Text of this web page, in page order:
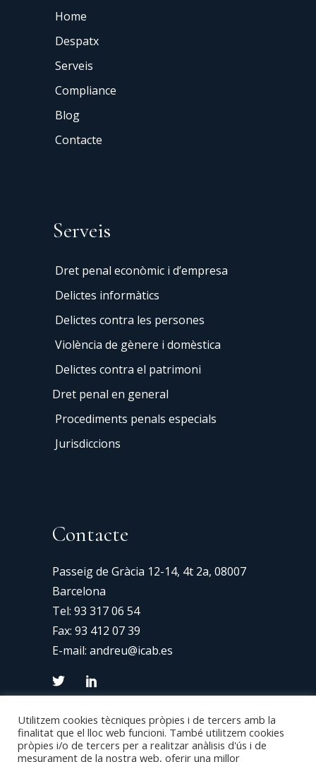
Home
Despatx
Serveis
Compliance
Blog
Contacte
Serveis
Dret penal econòmic i d’empresa
Delictes informàtics
Delictes contra les persones
Violència de gènere i domèstica
Delictes contra el patrimoni
Dret penal en general
Procediments penals especials
Jurisdiccions
Contacte
Passeig de Gràcia 12-14, 4t 2a, 08007
Barcelona
Tel: 93 317 06 54
Fax: 93 412 07 39
E-mail: andreu@icab.es
Utilitzem cookies tècniques pròpies i de tercers amb la
finalitat que el lloc web funcioni. També utilitzem cookies
pròpies i/o de tercers per a realitzar anàlisis d'ús i de
mesurament de la nostra web, oferir una millor